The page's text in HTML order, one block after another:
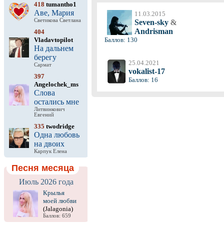
418 tumantho1
Аве, Мария
Светикова Светлана
404
Vladavtopilot
На дальнем
берегу
Сармат
397
Angelochek_ms
Слова
остались мне
Литвинкович
Евгений
335 twodridge
Одна любовь
на двоих
Карпук Елена
Песня месяца
Июль 2026 года
Крылья
моей любви
(Jalagonia)
Баллов: 659
11.03.2015
Seven-sky &
Andrisman
Баллов: 130
25.04.2021
vokalist-17
Баллов: 16